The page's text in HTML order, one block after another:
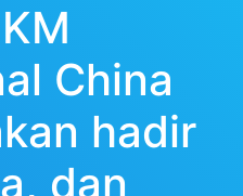
China
hadir
dan